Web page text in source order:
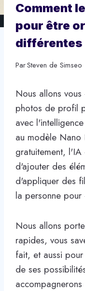
Comment
pour être
différentes
ParSteven de Simseo
Nous allons
photos de profil
avec
au modèle Nano
gratuitement,
d'ajouter des
d'appliquer des
la personne
Nous allons
rapides, vous
fait, et aussi
de ses